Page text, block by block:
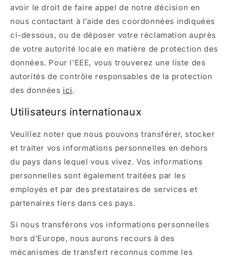
avoir le droit de faire appel de notre décision en
nous contactant à l’aide des coordonnées indiquées
ci-dessous, ou de déposer votre réclamation auprès
de votre autorité locale en matière de protection des
données. Pour l'EEE, vous trouverez une liste des
autorités de contrôle responsables de la protection
des données ici.
Utilisateurs internationaux
Veuillez noter que nous pouvons transférer, stocker
et traiter vos informations personnelles en dehors
du pays dans lequel vous vivez. Vos informations
personnelles sont également traitées par les
employés et par des prestataires de services et
partenaires tiers dans ces pays.
Si nous transférons vos informations personnelles
hors d'Europe, nous aurons recours à des
mécanismes de transfert reconnus comme les